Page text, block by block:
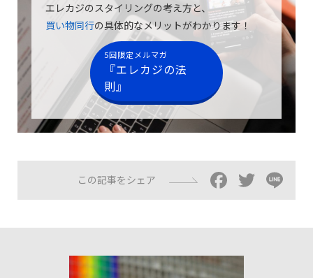
エレカジのスタイリングの考え方と、
買い物同行の具体的なメリットがわかります！
5回限定メルマガ
『エレカジの法
則』
この記事をシェア